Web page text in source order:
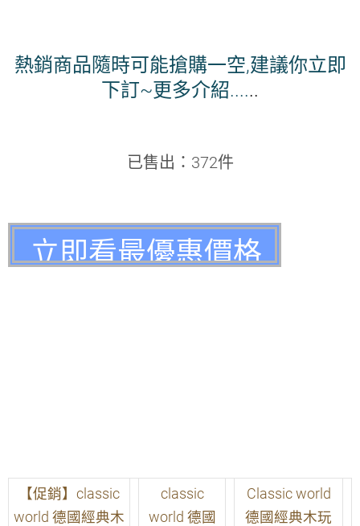
熱銷商品隨時可能搶購一空,建議你立即
下訂~更多介紹......
已售出：372件
【促銷】classic
world 德國經典木
classic
world 德國
Classic world
德國經典木玩